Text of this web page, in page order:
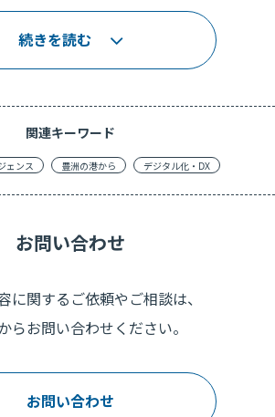
続きを読む
関連キーワード
ェンス 豊洲の港から デジタル化・DX
お問い合わせ
に関するご依頼やご相談は、
らお問い合わせください。
お問い合わせ